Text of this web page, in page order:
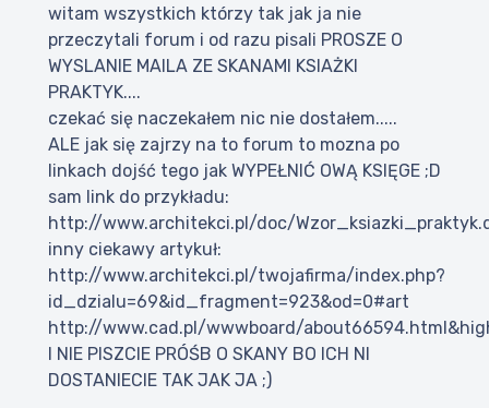
witam wszystkich którzy tak jak ja nie
przeczytali forum i od razu pisali PROSZE O
WYSLANIE MAILA ZE SKANAMI KSIAŻKI
PRAKTYK....
czekać się naczekałem nic nie dostałem.....
ALE jak się zajrzy na to forum to mozna po
linkach dojść tego jak WYPEŁNIĆ OWĄ KSIĘGE ;D
sam link do przykładu:
http://www.architekci.pl/doc/
inny ciekawy artykuł:
http://www.architekci.pl/twojafirma/index.php?
id_dzialu=69&id_fragment=923&od=0#art
http://www.cad.pl/wwwboard/
I NIE PISZCIE PRÓŚB O SKANY BO ICH NI
DOSTANIECIE TAK JAK JA ;)